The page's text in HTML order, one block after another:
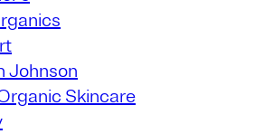
Johnson
Skincare